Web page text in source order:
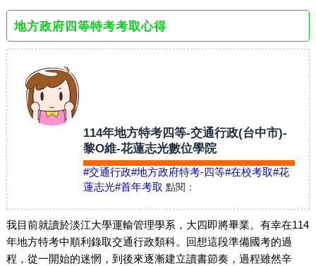
地方政府四等特考考取心得
114年地方特考四等-交通行政(台中市)-
黎O維-花蓮志光數位學院
#交通行政#地方政府特考-四等#在校考取#花
蓮志光#首年考取 點閱：
我目前就讀於淡江大學運輸管理學系，大四即將畢業。有幸在114
年地方特考中順利錄取交通行政類科。回想這段準備國考的過
程，從一開始的迷惘，到後來逐漸建立讀書節奏，過程雖然辛